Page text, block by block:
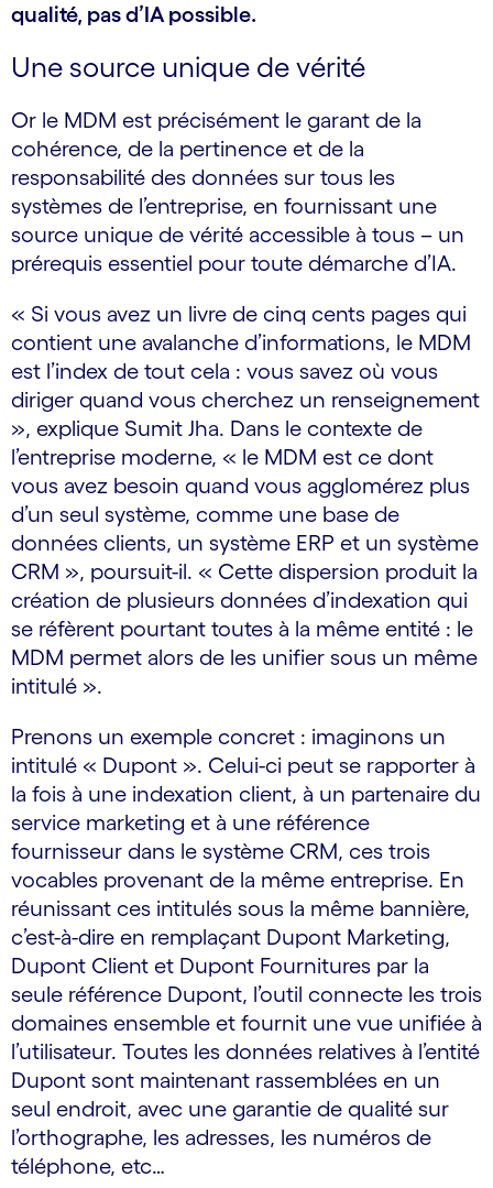
qualité, pas d’IA possible.
Une source unique de vérité
Or le MDM est précisément le garant de la
cohérence, de la pertinence et de la
responsabilité des données sur tous les
systèmes de l’entreprise, en fournissant une
source unique de vérité accessible à tous – un
prérequis essentiel pour toute démarche d’IA.
« Si vous avez un livre de cinq cents pages qui
contient une avalanche d’informations, le MDM
est l’index de tout cela : vous savez où vous
diriger quand vous cherchez un renseignement
», explique Sumit Jha. Dans le contexte de
l’entreprise moderne, « le MDM est ce dont
vous avez besoin quand vous agglomérez plus
d’un seul système, comme une base de
données clients, un système ERP et un système
CRM », poursuit-il. « Cette dispersion produit la
création de plusieurs données d’indexation qui
se réfèrent pourtant toutes à la même entité : le
MDM permet alors de les unifier sous un même
intitulé ».
Prenons un exemple concret : imaginons un
intitulé « Dupont ». Celui-ci peut se rapporter à
la fois à une indexation client, à un partenaire du
service marketing et à une référence
fournisseur dans le système CRM, ces trois
vocables provenant de la même entreprise. En
réunissant ces intitulés sous la même bannière,
c’est-à-dire en remplaçant Dupont Marketing,
Dupont Client et Dupont Fournitures par la
seule référence Dupont, l’outil connecte les trois
domaines ensemble et fournit une vue unifiée à
l’utilisateur. Toutes les données relatives à l’entité
Dupont sont maintenant rassemblées en un
seul endroit, avec une garantie de qualité sur
l’orthographe, les adresses, les numéros de
téléphone, etc…